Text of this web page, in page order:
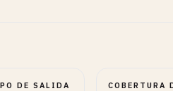
DE SALIDA
COBERTURA